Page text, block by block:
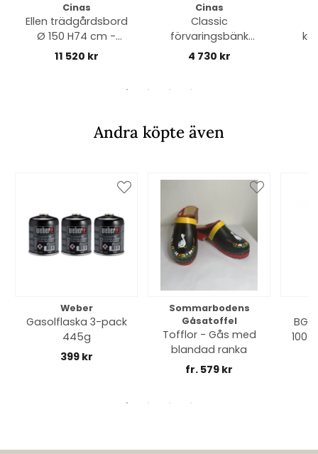
Cinas
Ellen trädgårdsbord
Ø 150 H74 cm -
vit/teak
11 520 kr
Cinas
Classic
förvaringsbänk
90x30 H48 cm -
4 730 kr
Andra köpte även
Weber
Gasolflaska 3-pack
445g
399 kr
Sommarbodens
Gåsatoffel
Tofflor - Gås med
blandad ranka
fr. 579 kr